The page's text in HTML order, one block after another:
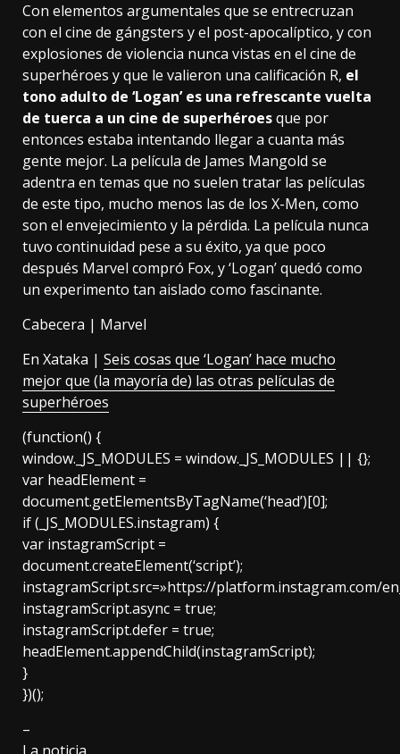
Con elementos argumentales que se entrecruzan
con el cine de gángsters y el post-apocalíptico, y con
explosiones de violencia nunca vistas en el cine de
superhéroes y que le valieron una calificación R, el
tono adulto de ‘Logan’ es una refrescante vuelta
de tuerca a un cine de superhéroesque por
entonces estaba intentando llegar a cuanta más
gente mejor. La película de James Mangold se
adentra en temas que no suelen tratar las películas
de este tipo, mucho menos las de los X-Men, como
son el envejecimiento y la pérdida. La película nunca
tuvo continuidad pese a su éxito, ya que poco
después Marvel compró Fox, y ‘Logan’ quedó como
un experimento tan aislado como fascinante.
Cabecera | Marvel
En Xataka | Seis cosas que ‘Logan’ hace mucho
mejor que (la mayoría de) las otras películas de
superhéroes
(function() {
window._JS_MODULES = window._JS_MODULES || {};
var headElement =
document.getElementsByTagName(‘head’)[0];
if (_JS_MODULES.instagram) {
var instagramScript =
document.createElement(‘script’);
instagramScript.src=»https://platform.instagram.com/
instagramScript.async = true;
instagramScript.defer = true;
headElement.appendChild(instagramScript);
}
})();
–